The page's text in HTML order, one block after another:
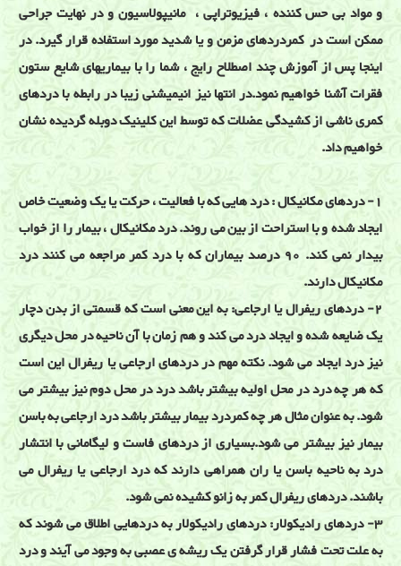
و مواد بی حس کننده ، فیزیوتراپی ، مانیپولاسیون و در نهایت جراحی
ممکن است در کمردردهای مزمن و یا شدید مورد استفاده قرار گیرد. در
اینجا پس از آموزش چند اصطلاح رایج ، شما را با بیماریهای شایع ستون
فقرات آشنا خواهیم نمود.در انتها نیز انیمیشنی زیبا در رابطه با دردهای
کمری ناشی از کشیدگی عضلات که توسط این کلینیک دوبله گردیده نشان
خواهیم داد.
1- دردهای مکانیکال : درد هایی که با فعالیت ، حرکت یا یک وضعیت خاص
ایجاد شده و با استراحت از بین می روند. درد مکانیکال ، بیمار را از خواب
بیدار نمی کند. 90 درصد بیماران که با درد کمر مراجعه می کنند درد
مکانیکال دارند.
2- دردهای ریفرال یا ارجاعی: به این معنی است که قسمتی از بدن دچار
یک ضایعه شده و ایجاد درد می کند و هم زمان با آن ناحیه در محل دیگری
نیز درد ایجاد می شود. نکته مهم در دردهای ارجاعی یا ریفرال این است
که هر چه درد در محل اولیه بیشتر باشد درد در محل دوم نیز بیشتر می
شود. به عنوان مثال هر چه کمردرد بیمار بیشتر باشد درد ارجاعی به باسن
بیمار نیز بیشتر می شود.بسیاری از دردهای فاست و لیگامانی با انتشار
درد به ناحیه باسن یا ران همراهی دارند که درد ارجاعی یا ریفرال می
باشند. دردهای ریفرال کمر به زانو کشیده نمی شود.
3- دردهای رادیکولار: دردهای رادیکولار به دردهایی اطلاق می شوند که
به علت تحت فشار قرار گرفتن یک ریشه ی عصبی به وجود می آیند و درد